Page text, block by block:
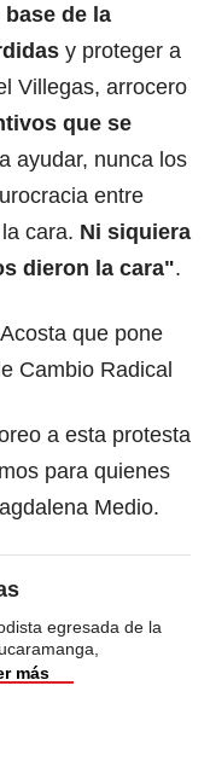
de la
y proteger a
Villegas, arrocero
que se
ayudar, nunca los
entre
cara. Ni siquiera
dieron la cara".
que pone
Cambio Radical
a esta protesta
para quienes
Medio.
egresada de la
más